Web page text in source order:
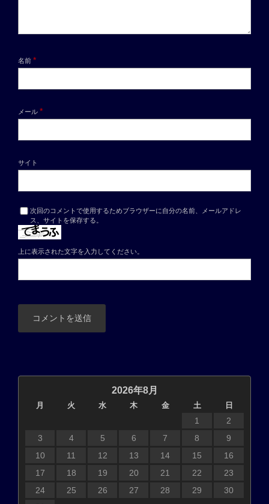
名前 *
メール *
サイト
次回のコメントで使用するためブラウザーに自分の名前、メールアドレ
ス、サイトを保存する。
上に表示された文字を入力してください。
2026年8月
月 火 水 木 金 土 日
1
2
3
4 5 6 7 8
9
10
11 12 13 14 15
16
17
18 19 20 21 22
23
24
25 26 27 28 29
30